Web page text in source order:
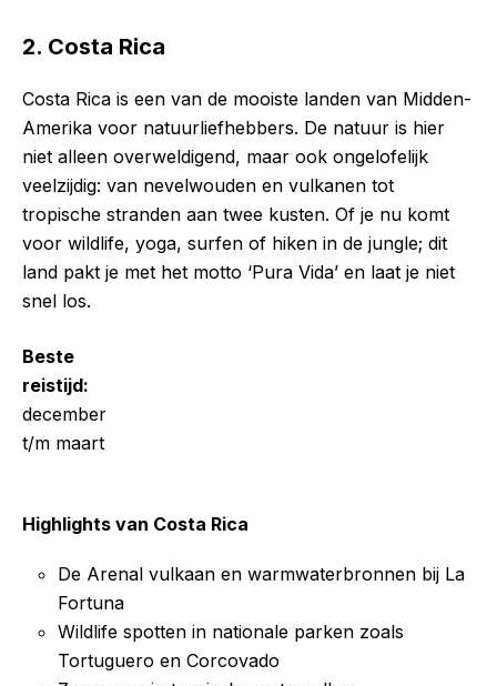
2. Costa Rica
Costa Rica is een van de mooiste landen van Midden-
Amerika voor natuurliefhebbers. De natuur is hier
niet alleen overweldigend, maar ook ongelofelijk
veelzijdig: van nevelwouden en vulkanen tot
tropische stranden aan twee kusten. Of je nu komt
voor wildlife, yoga, surfen of hiken in de jungle; dit
land pakt je met het motto ‘Pura Vida’ en laat je niet
snel los.
Beste
reistijd:
december
t/m maart
Highlights van Costa Rica
De Arenal vulkaan en warmwaterbronnen bij La
Fortuna
Wildlife spotten in nationale parken zoals
Tortuguero en Corcovado